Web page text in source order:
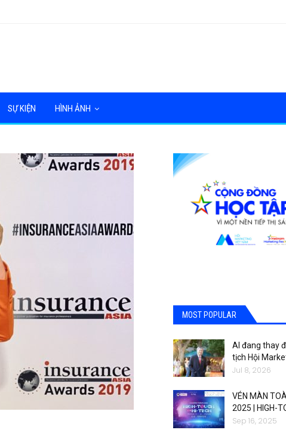
SỰ KIỆN HÌNH ẢNH
MOST POPULAR
AI đang thay
tịch Hội
Jul 8, 2026
VÉN MÀN
2025 | HIGH-
Sep 16, 2025